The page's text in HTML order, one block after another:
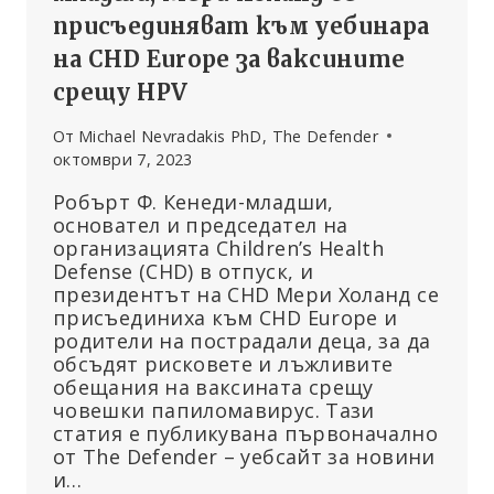
присъединяват към уебинара
на CHD Europe за ваксините
срещу HPV
От Michael Nevradakis PhD, The Defender
октомври 7, 2023
Робърт Ф. Кенеди-младши,
основател и председател на
организацията Children’s Health
Defense (CHD) в отпуск, и
президентът на CHD Мери Холанд се
присъединиха към CHD Europe и
родители на пострадали деца, за да
обсъдят рисковете и лъжливите
обещания на ваксината срещу
човешки папиломавирус. Тази
статия е публикувана първоначално
от The Defender – уебсайт за новини
и…